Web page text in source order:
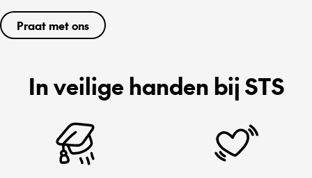
Praat met ons
In veilige handen bij STS